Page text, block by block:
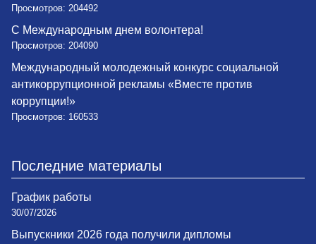
Просмотров: 204492
С Международным днем волонтера!
Просмотров: 204090
Международный молодежный конкурс социальной
антикоррупционной рекламы «Вместе против
коррупции!»
Просмотров: 160533
Последние материалы
График работы
30/07/2026
Выпускники 2026 года получили дипломы